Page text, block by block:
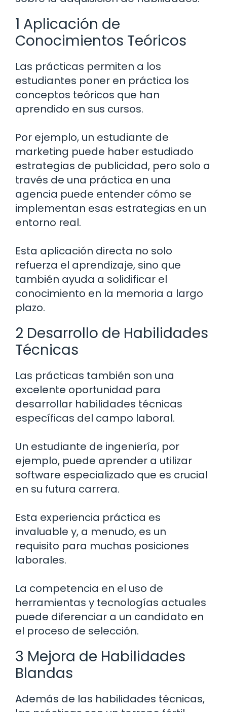
1 Aplicación de
Conocimientos Teóricos
Las prácticas permiten a los
estudiantes poner en práctica los
conceptos teóricos que han
aprendido en sus cursos.
Por ejemplo, un estudiante de
marketing puede haber estudiado
estrategias de publicidad, pero solo a
través de una práctica en una
agencia puede entender cómo se
implementan esas estrategias en un
entorno real.
Esta aplicación directa no solo
refuerza el aprendizaje, sino que
también ayuda a solidificar el
conocimiento en la memoria a largo
plazo.
2 Desarrollo de Habilidades
Técnicas
Las prácticas también son una
excelente oportunidad para
desarrollar habilidades técnicas
específicas del campo laboral.
Un estudiante de ingeniería, por
ejemplo, puede aprender a utilizar
software especializado que es crucial
en su futura carrera.
Esta experiencia práctica es
invaluable y, a menudo, es un
requisito para muchas posiciones
laborales.
La competencia en el uso de
herramientas y tecnologías actuales
puede diferenciar a un candidato en
el proceso de selección.
3 Mejora de Habilidades
Blandas
Además de las habilidades técnicas,